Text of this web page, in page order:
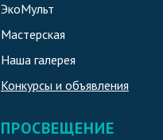
ЭкоМульт
Мастерская
Наша галерея
Конкурсы и объявления
ПРОСВЕЩЕНИЕ